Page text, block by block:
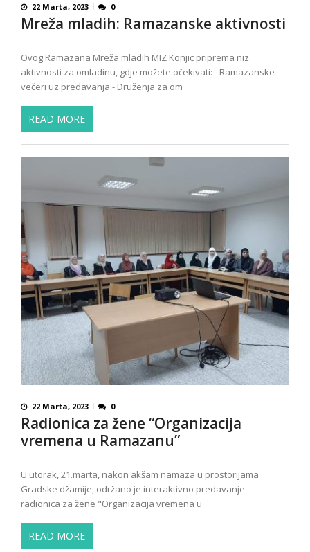
22 Marta, 2023 0
Mreža mladih: Ramazanske aktivnosti
Ovog Ramazana Mreža mladih MIZ Konjic priprema niz
aktivnosti za omladinu, gdje možete očekivati: - Ramazanske
večeri uz predavanja - Druženja za om
READ MORE
22 Marta, 2023 0
Radionica za žene “Organizacija
vremena u Ramazanu”
U utorak, 21.marta, nakon akšam namaza u prostorijama
Gradske džamije, održano je interaktivno predavanje -
radionica za žene "Organizacija vremena u
READ MORE